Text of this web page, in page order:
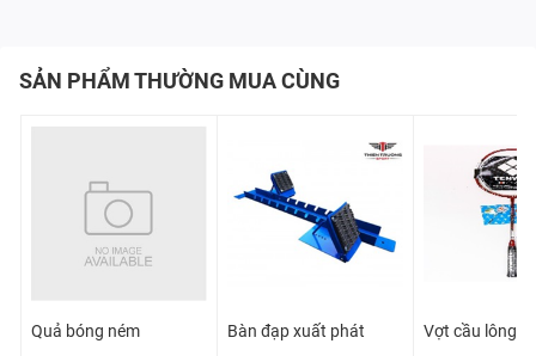
SẢN PHẨM THƯỜNG MUA CÙNG
Quả bóng ném Bàn đạp xuất phát Vợt cầu lông